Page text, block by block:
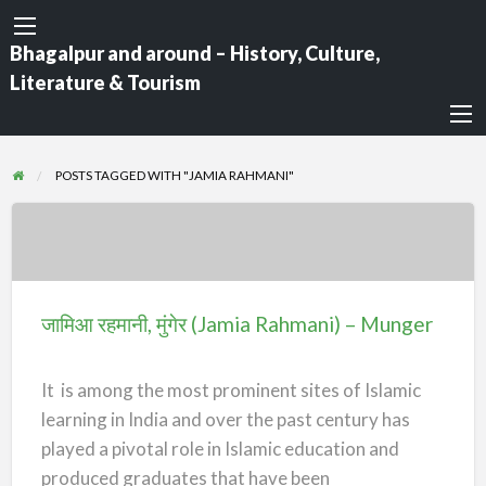
Bhagalpur and around – History, Culture,
Literature & Tourism
POSTS TAGGED WITH "JAMIA RAHMANI"
रहमानी,
Munger
जामिआ रहमानी, मुंगेर (Jamia Rahmani) – Munger
It is among the most prominent sites of Islamic
learning in India and over the past century has
played a pivotal role in Islamic education and
produced graduates that have been